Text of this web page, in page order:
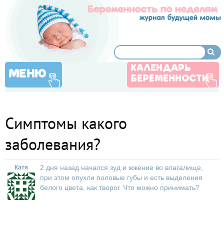
МЕНЮ
КАЛЕНДАРЬ
БЕРЕМЕННОСТИ
Симптомы какого
заболевания?
Катя
2 дня назад начался зуд и жжение во влагалище,
при этом опухли половые губы и есть выделения
белого цвета, как творог. Что можно принимать?